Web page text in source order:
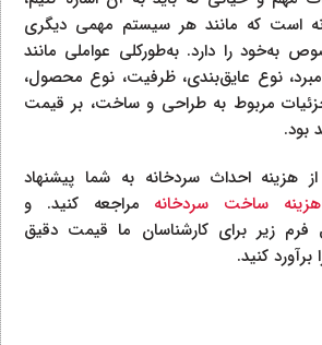
است که مانند هر سیستم مهمی دیگری
به‌خود را دارد. به‌طورکلی عواملی مانند
نوع عایق‌بندی، ظرفیت، نوع محصول،
مربوط به طراحی و ساخت، بر قیمت
بود.
هزینه احداث سردخانه به شما پیشنهاد
هزینه ساخت سردخانه مراجعه کنید. و
فرم زیر برای کارشناسان ما قیمت دقیق
کنید.